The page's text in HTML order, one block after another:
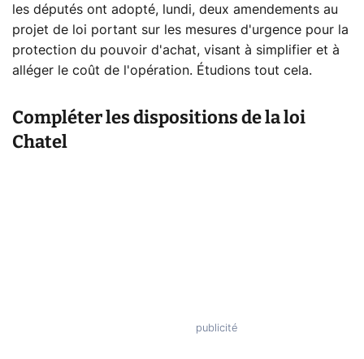
les députés ont adopté, lundi, deux amendements au
projet de loi portant sur les mesures d'urgence pour la
protection du pouvoir d'achat, visant à simplifier et à
alléger le coût de l'opération. Étudions tout cela.
Compléter les dispositions de la loi
Chatel